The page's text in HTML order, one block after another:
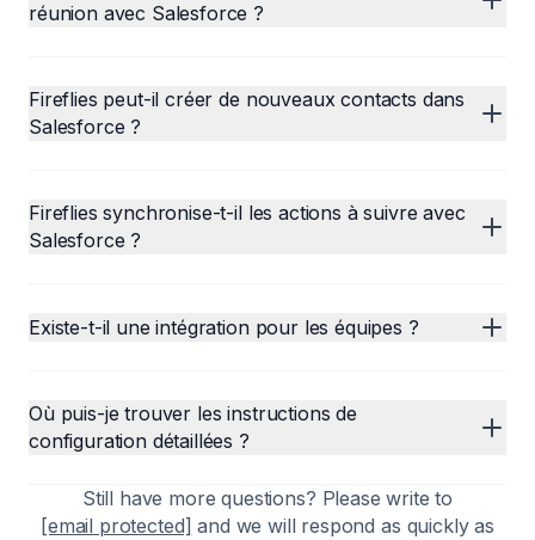
réunion avec Salesforce ?
Fireflies peut-il créer de nouveaux contacts dans
Salesforce ?
Fireflies synchronise-t-il les actions à suivre avec
Salesforce ?
Existe-t-il une intégration pour les équipes ?
Où puis-je trouver les instructions de
configuration détaillées ?
Still have more questions? Please write to
[email protected] and we will respond as quickly as